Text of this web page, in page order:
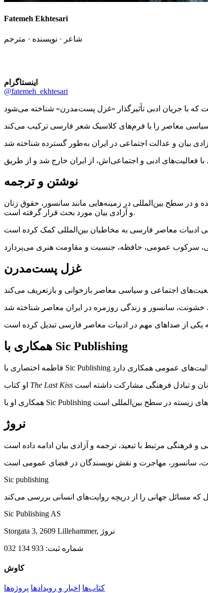
Fatemeh Ekhtesari
شاعر · نویسنده · مترجم
اینستاگرام
@fatemeh_ekhtesari
نوشتن و ترجمه
و در سطح بین‌المللی در زمینه‌هایی مانند سانسور، حقوق زنان
و آزادی بیان مورد بحث قرار گرفته است.
غزل پست‌مدرن
همکاری با Sic Publishing
The Last Kiss
نروژ
Sic publishing
Sic Publishing AS
Storgata 3, 2609 Lillehammer, نروژ
شماره ثبت: 933 134 032
کاوش
کتاب‌ها اخبار و رویدادها پروژه‌ها